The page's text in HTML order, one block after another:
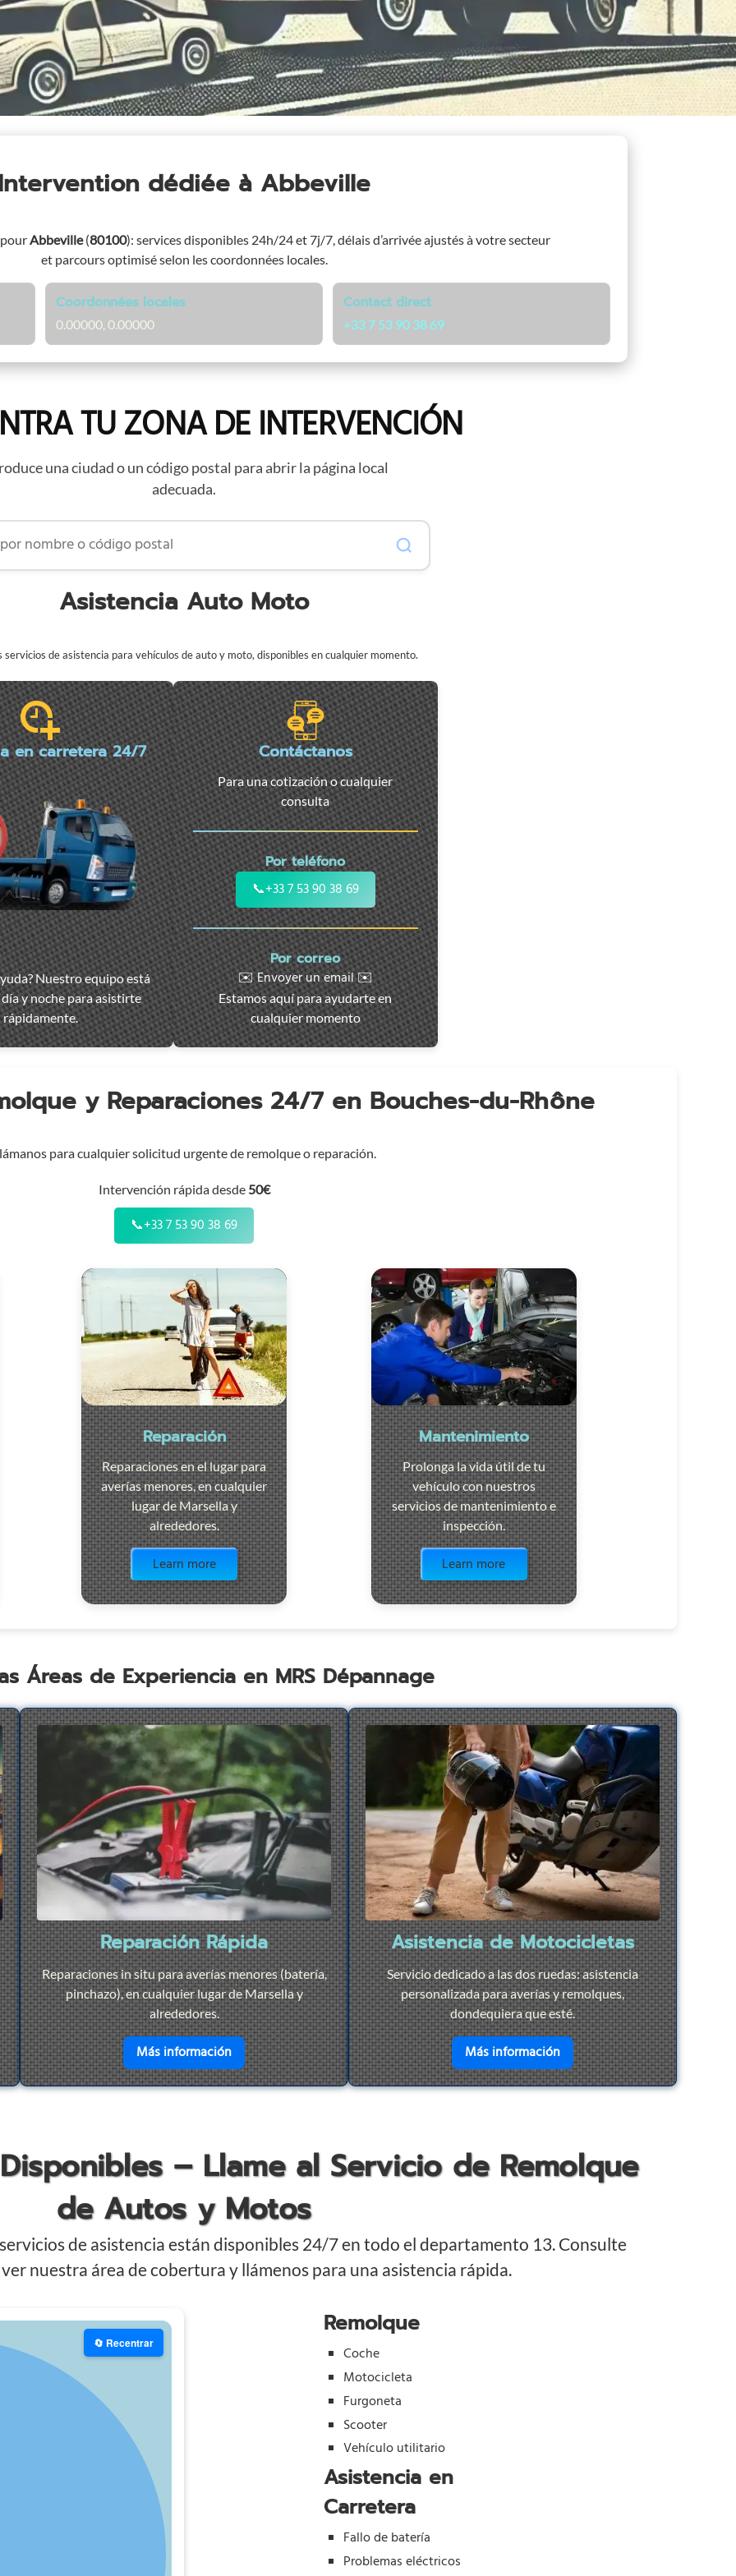
dédiée à Abbeville
Abbeville (80100): services disponibles 24h/24 et 7j/7, délais d’arrivée ajustés à votre secteur
et parcours optimisé selon les coordonnées locales.
Coordonnées locales
0.00000, 0.00000
Contact direct
+33 7 53 90 38 69
TU ZONA DE INTERVENCIÓN
una ciudad o un código postal para abrir la página local
adecuada.
o código postal
Asistencia Auto Moto
servicios de asistencia para vehículos de auto y moto, disponibles en cualquier momento.
en carretera 24/7
Nuestro equipo está
y noche para asistirte
rápidamente.
Contáctanos
Para una cotización o cualquier
consulta
Por teléfono
📞+33 7 53 90 38 69
Por correo
✉️ Envoyer un email ✉️
Estamos aquí para ayudarte en
cualquier momento
y Reparaciones 24/7 en Bouches-du-Rhône
para cualquier solicitud urgente de remolque o reparación.
Intervención rápida desde 50€
📞+33 7 53 90 38 69
Reparación
Reparaciones en el lugar para
averías menores, en cualquier
lugar de Marsella y
alrededores.
Learn more
Mantenimiento
Prolonga la vida útil de tu
vehículo con nuestros
servicios de mantenimiento e
inspección.
Learn more
Áreas de Experiencia en MRS Dépannage
Remolque 24/7
Reparación Rápida
Reparaciones in situ para averías menores (batería,
pinchazo), en cualquier lugar de Marsella y
alrededores.
Más informaciónen savoir plus surReparación Rápida
Asistencia de Motocicletas
Servicio dedicado a las dos ruedas: asistencia
personalizada para averías y remolques,
dondequiera que esté.
Más informaciónen savoir plus surAsistencia
– Llame al Servicio de Remolque
de Autos y Motos
de asistencia están disponibles 24/7 en todo el departamento 13. Consulte
nuestra área de cobertura y llámenos para una asistencia rápida.
🔄 Recentrar
Remolque
Coche
Motocicleta
Furgoneta
Scooter
Vehículo utilitario
Asistencia en
Carretera
Fallo de batería
Problemas eléctricos